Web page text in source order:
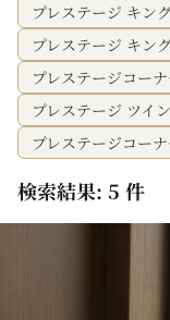
プレステージ キン
プレステージ キン
プレステージコー
プレステージ ツイ
プレステージコー
検索結果: 5 件